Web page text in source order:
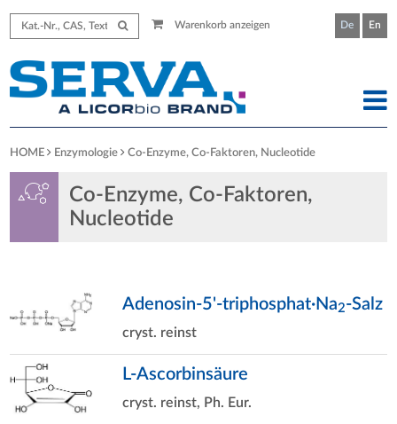
Warenkorb anzeigen De En
HOME Enzymologie Co-Enzyme, Co-Faktoren, Nucleotide
Co-Enzyme, Co-Faktoren,
Nucleotide
Adenosin-5'-triphosphat·Na2-Salz
cryst. reinst
L-Ascorbinsäure
cryst. reinst, Ph. Eur.